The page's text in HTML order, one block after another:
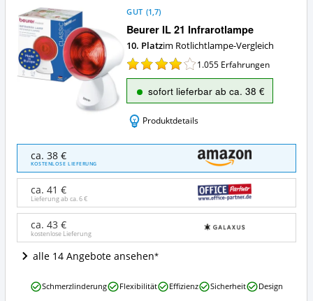
Beurer IL 21 Infrarotlampe
GUT (1,7)
10. Platzim Rotlichtlampe-Vergleich
1.055 Erfahrungen
sofort lieferbar ab ca. 38 €
Produktdetails
21
Infrarotlampe
Angebote:
Wo
diese
Rotlichtlampe
erhältlich?
ca. 38 €
KOSTENLOSE LIEFERUNG
ca. 41 €
Lieferung ab ca.6 €
ca. 43 €
kostenlose Lieferung
alle 14 Angebote ansehen
BeurerSchmerzlinderung Flexibilität Effizienz Sicherheit Design